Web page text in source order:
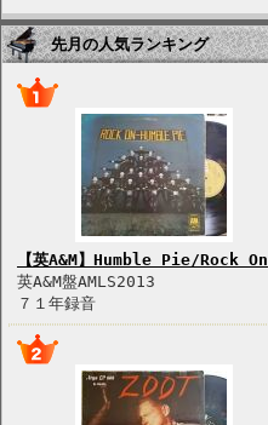
先月の人気ランキング
【英A&M】Humble Pie/Rock On
英A&M盤AMLS2013
７１年録音